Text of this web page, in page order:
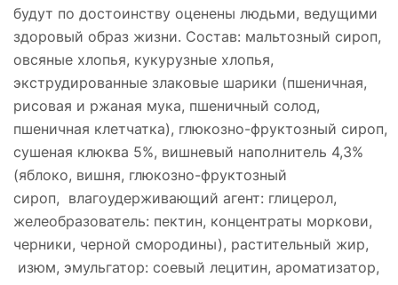
будут по достоинству оценены людьми, ведущими
здоровый образ жизни. Состав: мальтозный сироп,
овсяные хлопья, кукурузные хлопья,
экструдированные злаковые шарики (пшеничная,
рисовая и ржаная мука, пшеничный солод,
пшеничная клетчатка), глюкозно-фруктозный сироп,
сушеная клюква 5%, вишневый наполнитель 4,3%
(яблоко, вишня, глюкозно-фруктозный
сироп, влагоудерживающий агент: глицерол,
желеобразователь: пектин, концентраты моркови,
черники, черной смородины), растительный жир,
изюм, эмульгатор: соевый лецитин, ароматизатор,